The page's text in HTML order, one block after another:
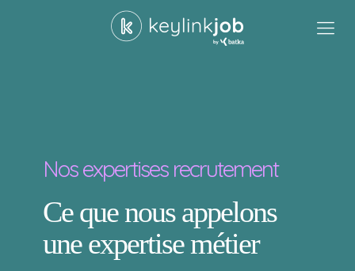
Nos expertises recrutement
Ce que nous appelons
une expertise métier